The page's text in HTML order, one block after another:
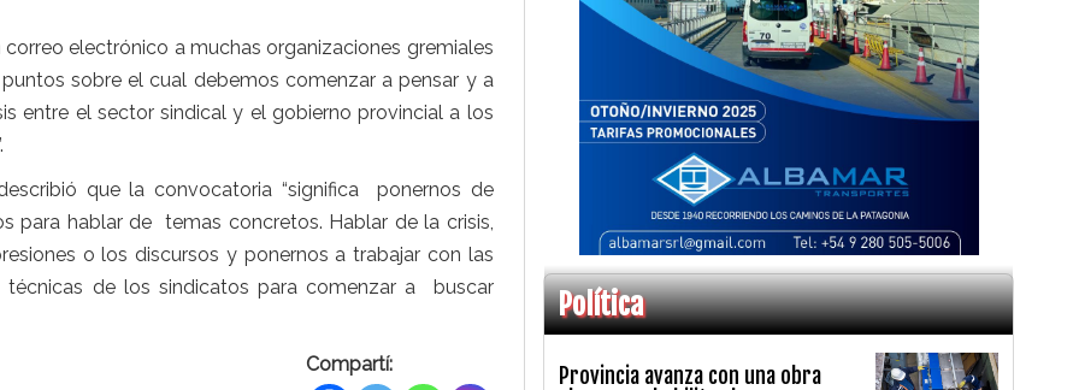
electrónico a muchas organizaciones gremiales
sobre el cual debemos comenzar a pensar y a
entre el sector sindical y el gobierno provincial a los
que la convocatoria “significa ponernos de
para hablar de temas concretos. Hablar de la crisis,
o los discursos y ponernos a trabajar con las
de los sindicatos para comenzar a buscar
Compartí:
Política
Provincia avanza con una obra